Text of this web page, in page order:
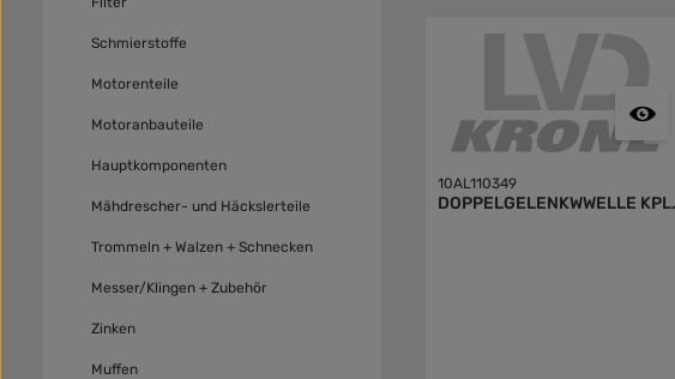
Schmierstoffe
Motorenteile
Motoranbauteile
Hauptkomponenten
Mähdrescher- und Häckslerteile
Trommeln + Walzen + Schnecken
Messer/Klingen + Zubehör
Zinken
Muffen
10AL110349
DOPPELGELENKWWELLE KPL.